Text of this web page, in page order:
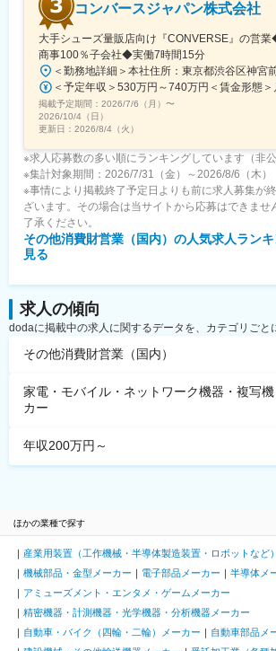
コンバースジャパン株式会社
大手シューズ量販店向け『CONVERSE』の営
商事100％子会社◆実働7時間15分
掲載予定期間： 2026/7/6（月） 〜
2026/10/4（日）
更新日： 2026/8/4（火）
※求人応募数の多い順にランキングしています（非公
※集計対象期間：2026/7/31（金）～2026/8/6（木）
※事情により掲載終了予定日よりも前に求人募集が
ざいます。その場合は当サイトから応募はできませ
了承ください。
その他消費財営業（国内） の人気求人ランキ
見る
求人の傾向
dodaに掲載中の求人に関するデータを、カテゴリごと
その他消費財営業（国内）
家電・モバイル・ネットワーク機器・複写
カー
年収200万円～
ほかの業種で探す
産業用装置（工作機械・半導体製造装置・ロボットなど
機械部品・金型メーカー
電子部品メーカー
半導体メ
アミューズメント・エンタメ・ゲームメーカー
精密機器・計測機器・光学機器・分析機器メーカー
自動車・バイク（四輪・二輪）メーカー
自動車部品メ